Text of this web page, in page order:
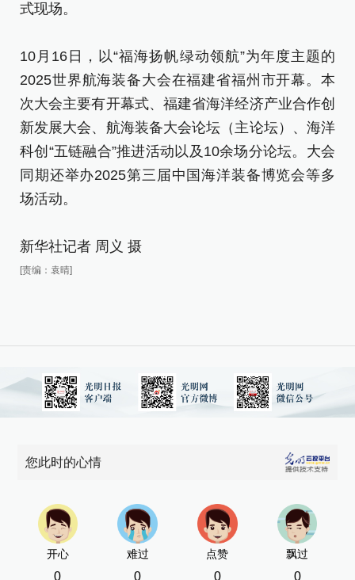
式现场。
10月16日，以“福海扬帆绿动领航”为年度主题的
2025世界航海装备大会在福建省福州市开幕。本
次大会主要有开幕式、福建省海洋经济产业合作创
新发展大会、航海装备大会论坛（主论坛）、海洋
科创“五链融合”推进活动以及10余场分论坛。大会
同期还举办2025第三届中国海洋装备博览会等多
场活动。
新华社记者 周义 摄
[责编：袁晴]
您此时的心情
开心
0
难过
0
点赞
0
飘过
0